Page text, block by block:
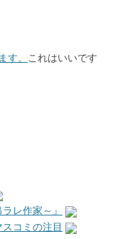
す。 これはいいです
レ作家～』
コミの注目